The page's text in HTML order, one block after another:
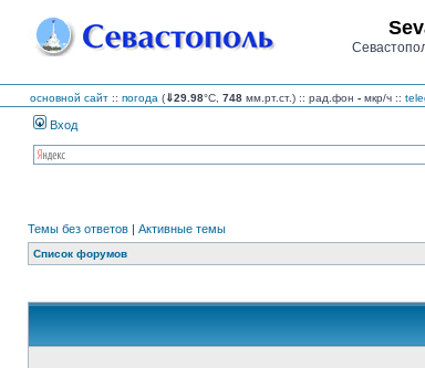
основной сайт :: погода (⇓29.98°C, 748 мм.рт.ст.) :: рад.фон - мкр/ч ::
Вход
Темы без ответов | Активные темы
Список форумов